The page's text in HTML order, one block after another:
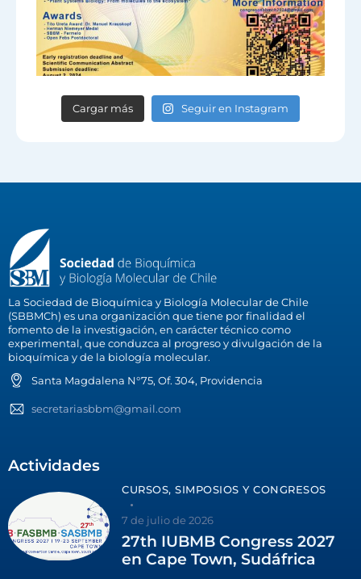
Cargar más Seguir en Instagram
La Sociedad de Bioquímica y Biología Molecular de Chile
(SBBMCh) es una organización que tiene por finalidad el
fomento de la investigación, en carácter técnico como
experimental, que conduzca al progreso y divulgación de la
bioquímica y de la biología molecular.
Santa Magdalena N°75, Of. 304, Providencia
secretariasbbm@gmail.com
Actividades
CURSOS, SIMPOSIOS Y CONGRESOS
7 de julio de 2026
27th IUBMB Congress 2027
en Cape Town, Sudáfrica